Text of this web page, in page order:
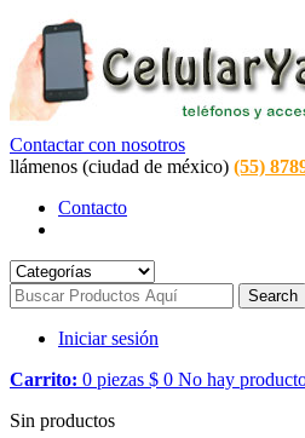
Contactar con nosotros
llámenos (ciudad de méxico) (55)
Contacto
Search
Iniciar sesión
Carrito: 0 piezas $ 0 No hay
Sin productos